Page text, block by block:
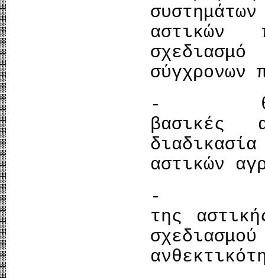
αστικών
σύγχρονων
- θα
βασικές
αστικών
- θα
της